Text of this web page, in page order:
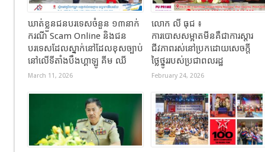
ឃាត់ខ្លួនជនបរទេសចំនួន ១៣នាក់
ករណី Scam Online និងជន
បរទេសដែលស្នាក់នៅដែលខុសច្បាប់
នៅលើទីតាំងបឹងហ្គាឡូ គីម ឈី
March 11, 2026
លោក លី ធុជ ៖
ការបោសសម្អាតមីនគឺជាការស្តារ
ជីវភាពរស់នៅប្រកដោយសេចក្តី
ថ្លៃថ្នូររបស់ប្រជាពលរដ្ឋ
February 24, 2026